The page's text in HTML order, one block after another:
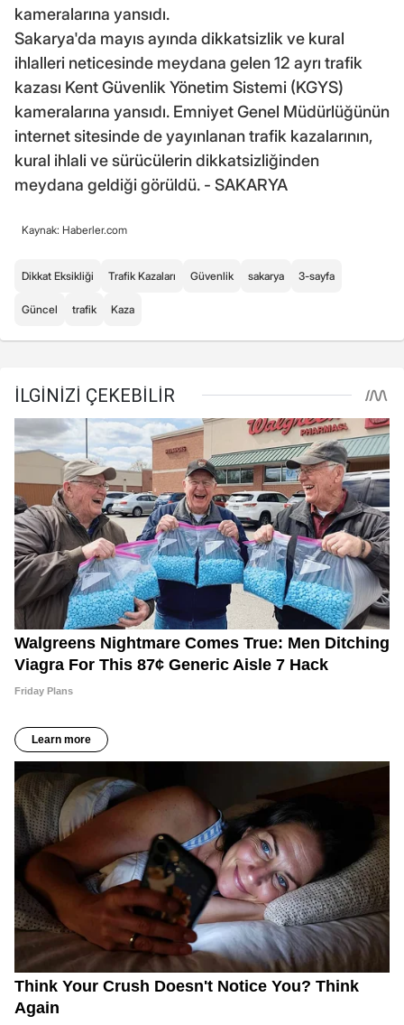
kameralarına yansıdı.
Sakarya'da mayıs ayında dikkatsizlik ve kural
ihlalleri neticesinde meydana gelen 12 ayrı trafik
kazası Kent Güvenlik Yönetim Sistemi (KGYS)
kameralarına yansıdı. Emniyet Genel Müdürlüğünün
internet sitesinde de yayınlanan trafik kazalarının,
kural ihlali ve sürücülerin dikkatsizliğinden
meydana geldiği görüldü. - SAKARYA
Kaynak: Haberler.com
Dikkat Eksikliği Trafik Kazaları Güvenlik sakarya 3-sayfa
Güncel trafik Kaza